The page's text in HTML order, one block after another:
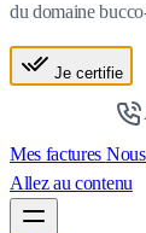
du domaine
Je certifie
Mes factures
Allez au contenu